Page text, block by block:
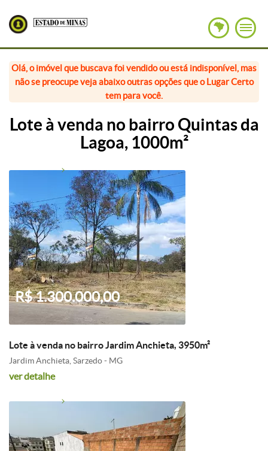
Olá, o imóvel que buscava foi vendido ou está indisponível, mas
não se preocupe veja abaixo outras opções que o Lugar Certo
tem para você.
Lote à venda no bairro Quintas da
Lagoa, 1000m²
R$ 1.300.000,00
Lote à venda no bairro Jardim Anchieta, 3950m²
Jardim Anchieta, Sarzedo - MG
ver detalhe